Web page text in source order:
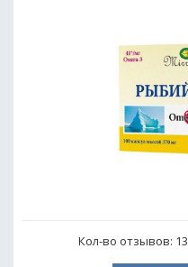
Кол-во отзывов: 13